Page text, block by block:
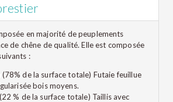
en majorité de peuplements
de chêne de qualité. Elle est composée
:
de la surface totale) Futaie feuillue
bois moyens.
% de la surface totale) Taillis avec